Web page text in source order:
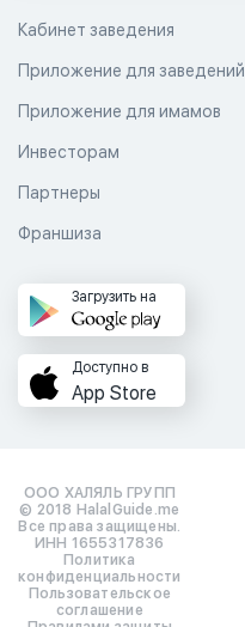
Кабинет заведения
Приложение для заведений
Приложение для имамов
Инвесторам
Партнеры
Франшиза
Загрузить на
Доступно в
App Store
ООО ХАЛЯЛЬ ГРУПП
© 2018 HalalGuide.me
Все права защищены.
ИНН 1655317836
Политика
конфиденциальности
Пользовательское
соглашение